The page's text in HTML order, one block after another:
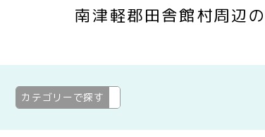
南津軽郡田舎館村周辺
南津軽郡田舎館村
カテゴリーで探す